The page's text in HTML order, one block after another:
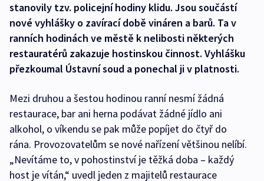
stanovily tzv. policejní hodiny klidu. Jsou součástí
nové vyhlášky o zavírací době vináren a barů. Ta v
ranních hodinách ve městě k nelibosti některých
restauratérů zakazuje hostinskou činnost. Vyhlášku
přezkoumal Ústavní soud a ponechal ji v platnosti.
Mezi druhou a šestou hodinou ranní nesmí žádná
restaurace, bar ani herna podávat žádné jídlo ani
alkohol, o víkendu se pak může popíjet do čtyř do
rána. Provozovatelům se nové nařízení většinou nelíbí.
„Nevítáme to, v pohostinství je těžká doba – každý
host je vítán,“ uvedl jeden z majitelů restaurace